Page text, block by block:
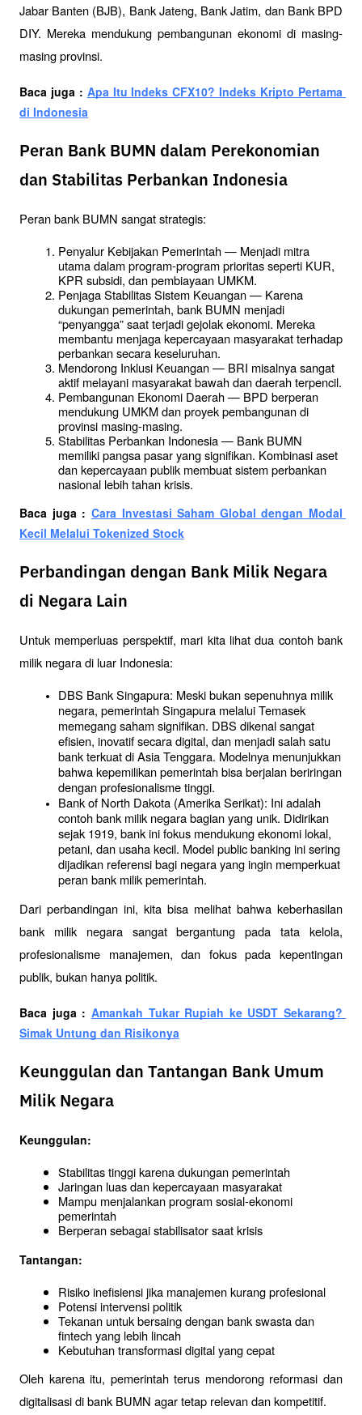
Jabar Banten (BJB), Bank Jateng, Bank Jatim, dan Bank BPD
DIY. Mereka mendukung pembangunan ekonomi di masing-
masing provinsi.
Baca juga : Apa Itu Indeks CFX10? Indeks Kripto Pertama
di Indonesia
Peran Bank BUMN dalam Perekonomian
dan Stabilitas Perbankan Indonesia
Peran bank BUMN sangat strategis:
Penyalur Kebijakan Pemerintah — Menjadi mitra
utama dalam program-program prioritas seperti KUR,
KPR subsidi, dan pembiayaan UMKM.
Penjaga Stabilitas Sistem Keuangan — Karena
dukungan pemerintah, bank BUMN menjadi
“penyangga” saat terjadi gejolak ekonomi. Mereka
membantu menjaga kepercayaan masyarakat terhadap
perbankan secara keseluruhan.
Mendorong Inklusi Keuangan — BRI misalnya sangat
aktif melayani masyarakat bawah dan daerah terpencil.
Pembangunan Ekonomi Daerah — BPD berperan
mendukung UMKM dan proyek pembangunan di
provinsi masing-masing.
Stabilitas Perbankan Indonesia — Bank BUMN
memiliki pangsa pasar yang signifikan. Kombinasi aset
dan kepercayaan publik membuat sistem perbankan
nasional lebih tahan krisis.
Baca juga : Cara Investasi Saham Global dengan Modal
Kecil Melalui Tokenized Stock
Perbandingan dengan Bank Milik Negara
di Negara Lain
Untuk memperluas perspektif, mari kita lihat dua contoh bank
milik negara di luar Indonesia:
DBS Bank Singapura: Meski bukan sepenuhnya milik
negara, pemerintah Singapura melalui Temasek
memegang saham signifikan. DBS dikenal sangat
efisien, inovatif secara digital, dan menjadi salah satu
bank terkuat di Asia Tenggara. Modelnya menunjukkan
bahwa kepemilikan pemerintah bisa berjalan beriringan
dengan profesionalisme tinggi.
Bank of North Dakota (Amerika Serikat): Ini adalah
contoh bank milik negara bagian yang unik. Didirikan
sejak 1919, bank ini fokus mendukung ekonomi lokal,
petani, dan usaha kecil. Model public banking ini sering
dijadikan referensi bagi negara yang ingin memperkuat
peran bank milik pemerintah.
Dari perbandingan ini, kita bisa melihat bahwa keberhasilan
bank milik negara sangat bergantung pada tata kelola,
profesionalisme manajemen, dan fokus pada kepentingan
publik, bukan hanya politik.
Baca juga : Amankah Tukar Rupiah ke USDT Sekarang?
Simak Untung dan Risikonya
Keunggulan dan Tantangan Bank Umum
Milik Negara
Keunggulan:
Stabilitas tinggi karena dukungan pemerintah
Jaringan luas dan kepercayaan masyarakat
Mampu menjalankan program sosial-ekonomi
pemerintah
Berperan sebagai stabilisator saat krisis
Tantangan:
Risiko inefisiensi jika manajemen kurang profesional
Potensi intervensi politik
Tekanan untuk bersaing dengan bank swasta dan
fintech yang lebih lincah
Kebutuhan transformasi digital yang cepat
Oleh karena itu, pemerintah terus mendorong reformasi dan
digitalisasi di bank BUMN agar tetap relevan dan kompetitif.